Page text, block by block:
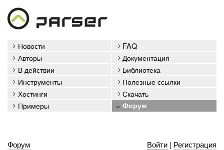
Новости
FAQ
Авторы
Документация
В действии
Библиотека
Инструменты
Полезные ссылки
Хостинги
Скачать
Примеры
Форум
Форум Войти| Регистрация